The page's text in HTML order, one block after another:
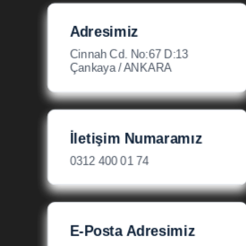
Adresimiz
Cinnah Cd. No:67 D:13
Çankaya / ANKARA
İletişim Numaramız
0312 400 01 74
E-Posta Adresimiz